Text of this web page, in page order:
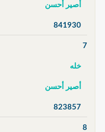
أصير أحسن
841930
7
خله
أصير أحسن
823857
8